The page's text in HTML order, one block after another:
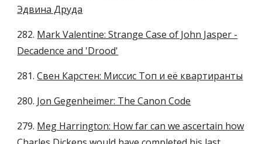
Эдвина Друда
282. Mark Valentine: Strange Case of John Jasper -
Decadence and 'Drood'
281.Свен Карстен: Миссис Топ и её квартиранты
280. Jon Gegenheimer: The Canon Code
279. Meg Harrington: How far can we ascertain how